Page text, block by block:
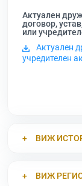
Актуален
договор,
или
Актуален
учредителен
ВИЖ
ВИЖ